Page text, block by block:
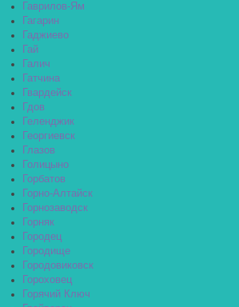
Гаврилов-Ям
Гагарин
Гаджиево
Гай
Галич
Гатчина
Гвардейск
Гдов
Геленджик
Георгиевск
Глазов
Голицыно
Горбатов
Горно-Алтайск
Горнозаводск
Горняк
Городец
Городище
Городовиковск
Гороховец
Горячий Ключ